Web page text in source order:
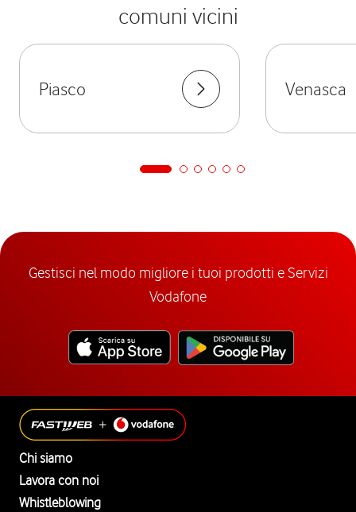
comuni vicini
Piasco Venasca
Gestisci nel modo migliore i tuoi prodotti e Servizi
Vodafone
Chi siamo
Lavora con noi
Whistleblowing